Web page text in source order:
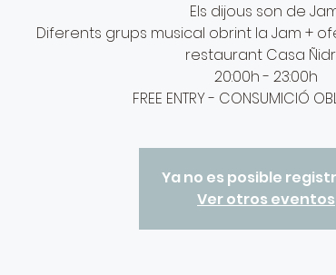
Els dijous son de
Diferents grups musical obrint la Jam +
restaurant Casa
20:00h - 23:00h
Ya no es posible
Ver otros eventos